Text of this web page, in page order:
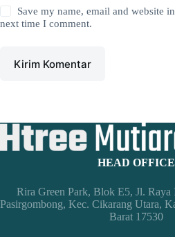
Save my name, email and website
next time I comment.
Kirim Komentar
HEAD OFFICE
Rira Green Park, Blok E5, Jl. Raya
Pasirgombong, Kec. Cikarang Utara,
Barat 17530